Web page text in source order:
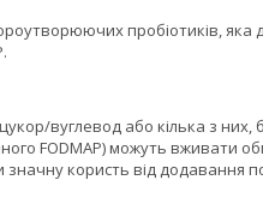
пробіотиків, яка
вуглевод або кілька з
FODMAP) можуть вживати
користь від додавання